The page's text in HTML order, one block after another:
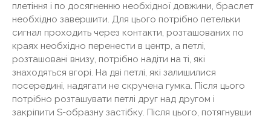
плетіння і по досягненню необхідної довжини, браслет
необхідно завершити. Для цього потрібно петельки
сигнал проходить через контакти, розташованих по
краях необхідно перенести в центр, а петлі,
розташовані внизу, потрібно надіти на ті, які
знаходяться вгорі. На дві петлі, які залишилися
посередині, надягати не скручена гумка. Після цього
потрібно розташувати петлі друг над другом і
закріпити S-образну застібку. Після цього, потягнувши